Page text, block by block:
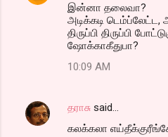
இன்னா தலைவா?
அடிக்கடி
திருப்பி திருப்பி
ஷோக்காகீதுபா?
10:09 AM
தராசு said…
கலக்கலா